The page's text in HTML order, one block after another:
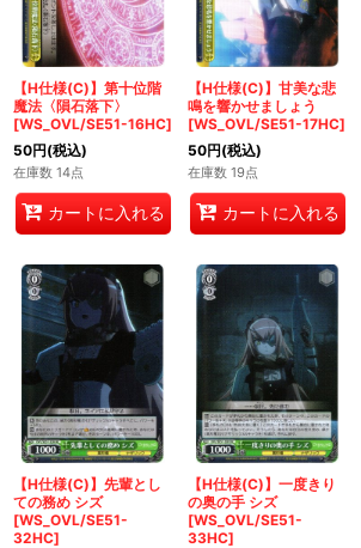
【H仕様(C)】第十位階
魔法〈隕石落下〉
[WS_OVL/SE51-16HC]
50円(税込)
在庫数 14点
カートに入れる
【H仕様(C)】甘美な悲
鳴を響かせましょう
[WS_OVL/SE51-17HC]
50円(税込)
在庫数 19点
カートに入れる
【H仕様(C)】先輩とし
ての務め シズ
[WS_OVL/SE51-
32HC]
【H仕様(C)】一度きり
の奥の手 シズ
[WS_OVL/SE51-
33HC]